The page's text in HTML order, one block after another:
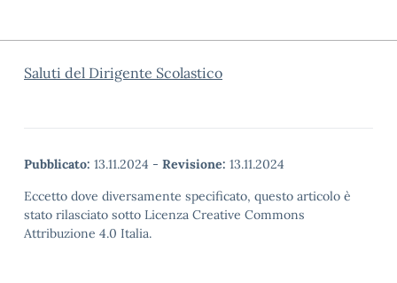
Saluti del Dirigente Scolastico
Pubblicato: 13.11.2024 - Revisione: 13.11.2024
Eccetto dove diversamente specificato, questo articolo è
stato rilasciato sotto Licenza Creative Commons
Attribuzione 4.0 Italia.